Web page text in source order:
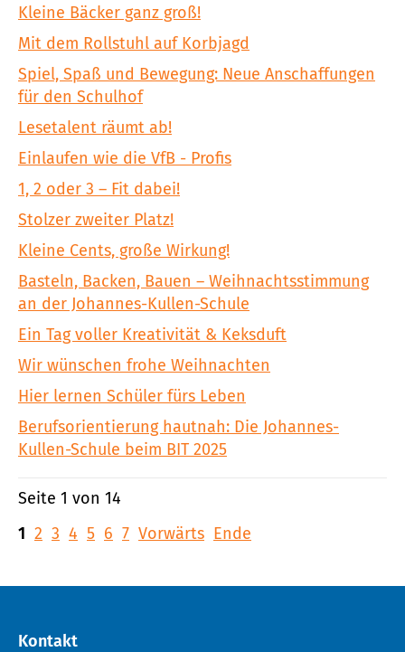
Kleine Bäcker ganz groß!
Mit dem Rollstuhl auf Korbjagd
Spiel, Spaß und Bewegung: Neue Anschaffungen
für den Schulhof
Lesetalent räumt ab!
Einlaufen wie die VfB - Profis
1, 2 oder 3 – Fit dabei!
Stolzer zweiter Platz!
Kleine Cents, große Wirkung!
Basteln, Backen, Bauen – Weihnachtsstimmung
an der Johannes-Kullen-Schule
Ein Tag voller Kreativität & Keksduft
Wir wünschen frohe Weihnachten
Hier lernen Schüler fürs Leben
Berufsorientierung hautnah: Die Johannes-
Kullen-Schule beim BIT 2025
Seite 1 von 14
1 2 3 4 5 6 7 Vorwärts Ende
Kontakt